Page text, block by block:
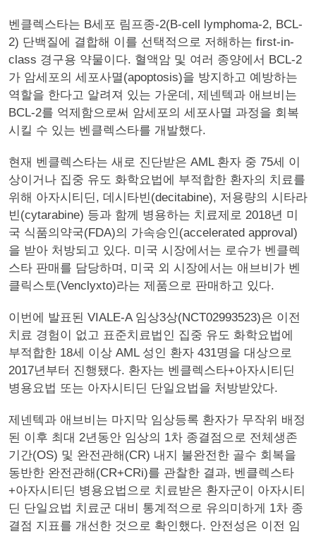
벤클렉스타는 B세포 림프종-2(B-cell lymphoma-2, BCL-
2) 단백질에 결합해 이를 선택적으로 저해하는 first-in-
class 경구용 약물이다. 혈액암 및 여러 종양에서 BCL-2
가 암세포의 세포사멸(apoptosis)을 방지하고 예방하는
역할을 한다고 알려져 있는 가운데, 제넨텍과 애브비는
BCL-2를 억제함으로써 암세포의 세포사멸 과정을 회복
시킬 수 있는 벤클렉스타를 개발했다.
현재 벤클렉스타는 새로 진단받은 AML 환자 중 75세 이
상이거나 집중 유도 화학요법에 부적합한 환자의 치료를
위해 아자시티딘, 데시타빈(decitabine), 저용량의 시타라
빈(cytarabine) 등과 함께 병용하는 치료제로 2018년 미
국 식품의약국(FDA)의 가속승인(accelerated approval)
을 받아 처방되고 있다. 미국 시장에서는 로슈가 벤클렉
스타 판매를 담당하며, 미국 외 시장에서는 애브비가 벤
클릭스토(Venclyxto)라는 제품으로 판매하고 있다.
이번에 발표된 VIALE-A 임상3상(NCT02993523)은 이전
치료 경험이 없고 표준치료법인 집중 유도 화학요법에
부적합한 18세 이상 AML 성인 환자 431명을 대상으로
2017년부터 진행됐다. 환자는 벤클렉스타+아자시티딘
병용요법 또는 아자시티딘 단일요법을 처방받았다.
제넨텍과 애브비는 마지막 임상등록 환자가 무작위 배정
된 이후 최대 2년동안 임상의 1차 종결점으로 전체생존
기간(OS) 및 완전관해(CR) 내지 불완전한 골수 회복을
동반한 완전관해(CR+CRi)를 관찰한 결과, 벤클렉스타
+아자시티딘 병용요법으로 치료받은 환자군이 아자시티
딘 단일요법 치료군 대비 통계적으로 유의미하게 1차 종
결점 지표를 개선한 것으로 확인했다. 안전성은 이전 임